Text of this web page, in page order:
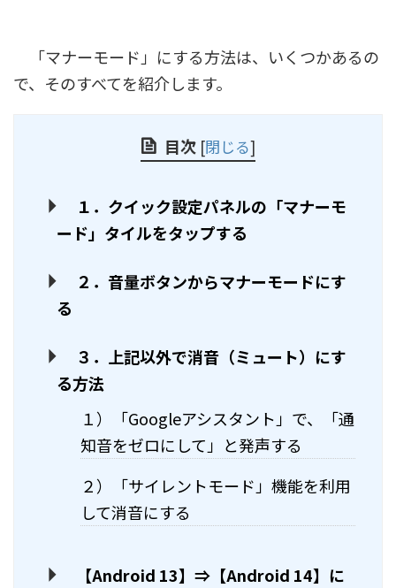
「マナーモード」にする方法は、いくつかあるの
で、そのすべてを紹介します。
目次 [閉じる]
１．クイック設定パネルの「マナーモ
ード」タイルをタップする
２．音量ボタンからマナーモードにす
る
３．上記以外で消音（ミュート）にす
る方法
１）「Googleアシスタント」で、「通
知音をゼロにして」と発声する
２）「サイレントモード」機能を利用
して消音にする
【Android 13】⇒【Android 14】に